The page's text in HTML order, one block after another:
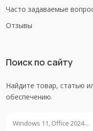
Часто задаваемые
Отзывы
Поиск по сайту
Найдите товар, статью
обеспечению.